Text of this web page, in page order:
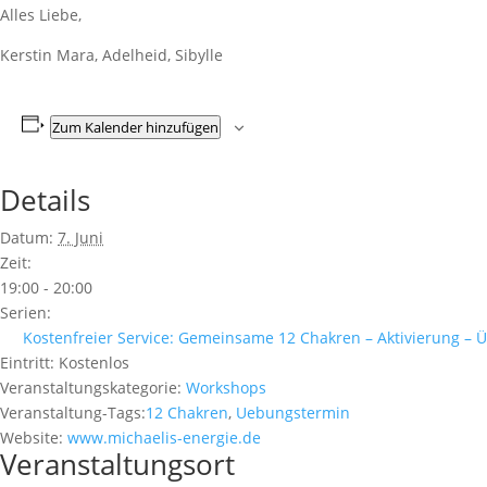
Alles Liebe,
Kerstin Mara, Adelheid, Sibylle
Zum Kalender hinzufügen
Details
Datum: 7. Juni
Zeit:
19:00 - 20:00
Serien:
Kostenfreier Service: Gemeinsame 12 Chakren – Aktivierung –
Eintritt: Kostenlos
Veranstaltungskategorie: Workshops
Veranstaltung-Tags:12 Chakren, Uebungstermin
Website: www.michaelis-energie.de
Veranstaltungsort